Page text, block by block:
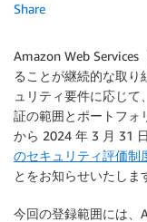
Share
Amazon Web Services
ることが継続的な取り
ュリティ要件に応じ
証の範囲とポートフォ
から 2024 年 3 月 31
のセキュリティ評価制
とをお知らせいたしま
今回の登録範囲には、